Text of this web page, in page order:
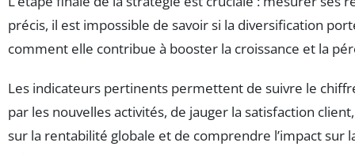
précis, il est impossible de savoir si la diversification
comment elle contribue à booster la croissance et la
Les indicateurs pertinents permettent de suivre le
par les nouvelles activités, de jauger la satisfaction client,
sur la rentabilité globale et de comprendre l’impact sur